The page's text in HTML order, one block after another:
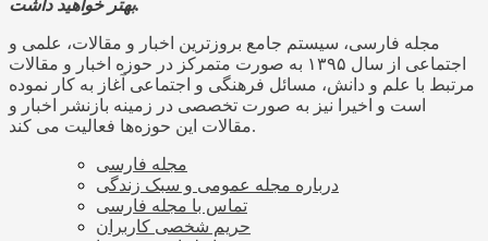
بهتر خواهید داشت.
مجله فارسی، سیستم جامع بروزترین اخبار و مقالات، علمی و
اجتماعی از سال ۱۳۹۵ به صورت متمرکز در حوزه اخبار و مقالات
مرتبط با علم و دانش، مسائل فرهنگی و اجتماعی آغاز به کار نموده
است و اخیرا نیز به صورت تخصصی در زمینه بازنشر اخبار و
مقالات این حوزه‌ها فعالیت می کند.
مجله فارسی
درباره مجله عمومی و سبک زندگی
تماس با مجله فارسی
حریم شخصی کاربران